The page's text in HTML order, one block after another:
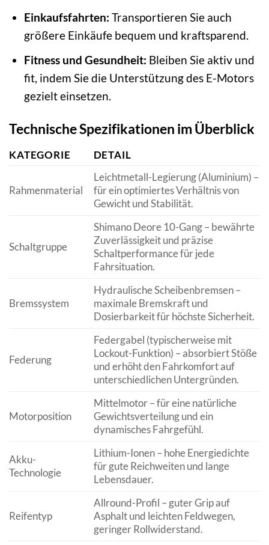
Einkaufsfahrten: Transportieren Sie auch
größere Einkäufe bequem und kraftsparend.
Fitness und Gesundheit: Bleiben Sie aktiv und
fit, indem Sie die Unterstützung des E-Motors
gezielt einsetzen.
Technische Spezifikationen im Überblick
KATEGORIE DETAIL
Rahmenmaterial
Leichtmetall-Legierung (Aluminium) –
für ein optimiertes Verhältnis von
Gewicht und Stabilität.
Schaltgruppe
Shimano Deore 10-Gang – bewährte
Zuverlässigkeit und präzise
Schaltperformance für jede
Fahrsituation.
Bremssystem
Hydraulische Scheibenbremsen –
maximale Bremskraft und
Dosierbarkeit für höchste Sicherheit.
Federung
Federgabel (typischerweise mit
Lockout-Funktion) – absorbiert Stöße
und erhöht den Fahrkomfort auf
unterschiedlichen Untergründen.
Motorposition
Mittelmotor – für eine natürliche
Gewichtsverteilung und ein
dynamisches Fahrgefühl.
Akku-
Technologie
Lithium-Ionen – hohe Energiedichte
für gute Reichweiten und lange
Lebensdauer.
Reifentyp
Allround-Profil – guter Grip auf
Asphalt und leichten Feldwegen,
geringer Rollwiderstand.